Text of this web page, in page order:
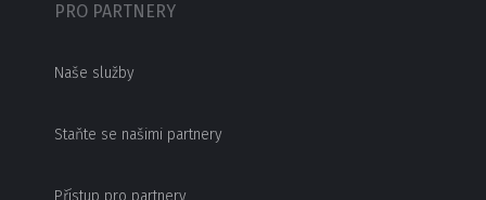
PRO PARTNERY
Naše služby
Staňte se našimi partnery
Přístup pro partnery